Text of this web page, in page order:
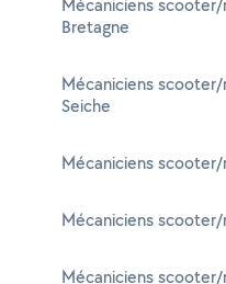
Mécaniciens
Bretagne
Mécaniciens
Seiche
Mécaniciens
Mécaniciens
Mécaniciens